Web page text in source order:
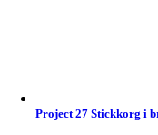
Project 27 Stickkorg i